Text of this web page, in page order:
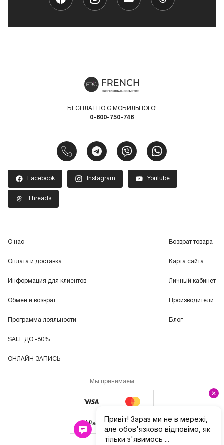
БЕСПЛАТНО С МОБИЛЬНОГО!
0-800-750-748
Facebook Instagram Youtube
Threads
О нас
Оплата и доставка
Информация для клиентов
Обмен и возврат
Программа лояльности
SALE ДО -80%
ОНЛАЙН ЗАПИСЬ
Возврат товара
Карта сайта
Личный кабинет
Производители
Блог
Мы принимаем